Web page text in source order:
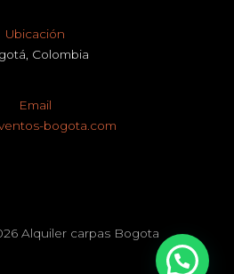
Ubicación
Colombia
Email
bogota.com
Alquiler carpas Bogota